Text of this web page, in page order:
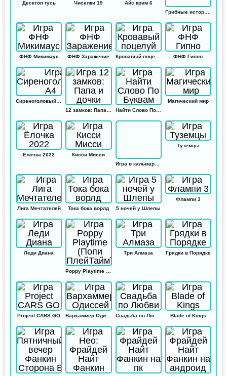
Десктоп гусь Чиселки 19
Айс крим 6
Грибные истории: Кликер
ФНФ Микимаус ФНФ Заражение Кровавый поцелуй ФНФ Гипно
Найти Слово По Буквам
Магический мир
Ёлочка 2022
Кисси Мисси
Игра в кальмара: Амонг ас
Туземцы
Лига Мечтателей Тока бока ворлд 5 ночей у Шлепы
Флампи 3
Леди Диана Три Алмаза Грядки в Порядке
Project CARS GO Свадьба по Любви Blade of Kings